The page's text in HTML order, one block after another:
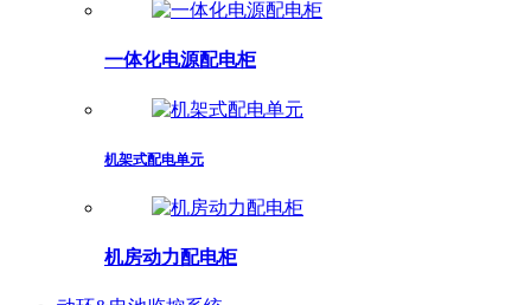
一体化电源配电柜
机架式配电单元
机房动力配电柜